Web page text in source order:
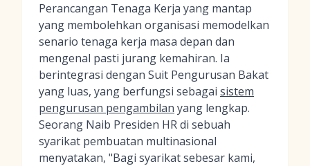
Perancangan Tenaga Kerja yang mantap
yang membolehkan organisasi memodelkan
senario tenaga kerja masa depan dan
mengenal pasti jurang kemahiran. Ia
berintegrasi dengan Suit Pengurusan Bakat
yang luas, yang berfungsi sebagai sistem
pengurusan pengambilan yang lengkap.
Seorang Naib Presiden HR di sebuah
syarikat pembuatan multinasional
menyatakan, "Bagi syarikat sebesar kami,